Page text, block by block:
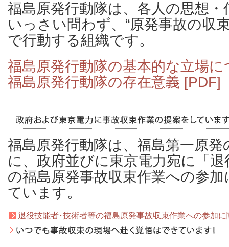
福島原発行動隊は、各人の思想
いっさい問わず、“原発事故の収
で行動する組織です。
福島原発行動隊の基本的な立場に
福島原発行動隊の存在意義 [PDF]
福島原発行動隊は、福島第一原
に、政府並びに東京電力宛に「
の福島原発事故収束作業への参
ています。
退役技能者･技術者等の福島原発事故収束作業への参加に